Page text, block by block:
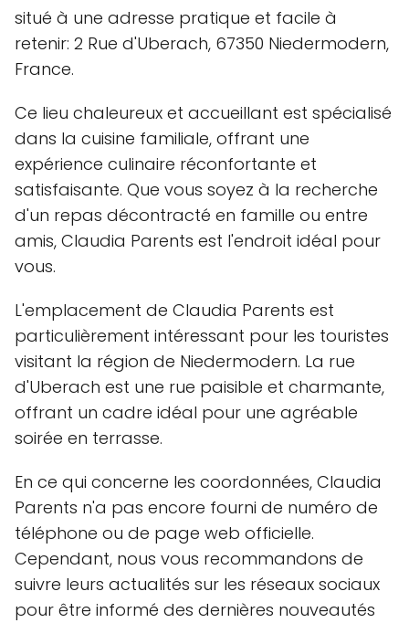
situé à une adresse pratique et facile à
retenir: 2 Rue d'Uberach, 67350 Niedermodern,
France.
Ce lieu chaleureux et accueillant est spécialisé
dans la cuisine familiale, offrant une
expérience culinaire réconfortante et
satisfaisante. Que vous soyez à la recherche
d'un repas décontracté en famille ou entre
amis, Claudia Parents est l'endroit idéal pour
vous.
L'emplacement de Claudia Parents est
particulièrement intéressant pour les touristes
visitant la région de Niedermodern. La rue
d'Uberach est une rue paisible et charmante,
offrant un cadre idéal pour une agréable
soirée en terrasse.
En ce qui concerne les coordonnées, Claudia
Parents n'a pas encore fourni de numéro de
téléphone ou de page web officielle.
Cependant, nous vous recommandons de
suivre leurs actualités sur les réseaux sociaux
pour être informé des dernières nouveautés